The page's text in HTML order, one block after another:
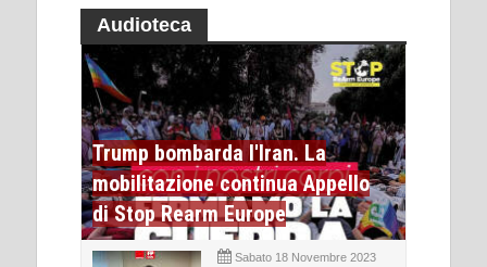
Audioteca
Trump bombarda l'Iran. La
mobilitazione continua Appello
di Stop Rearm Europe
Sabato 18 Novembre 2023